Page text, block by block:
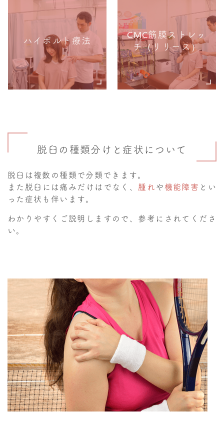
ハイボルト療法
CMC筋膜ストレッ
チ（リリース）
脱臼の種類分けと症状について
脱臼は複数の種類で分類できます。
また脱臼には痛みだけはでなく、 腫れや機能障害 とい
った症状も伴います。
わかりやすくご説明しますので、参考にされてくださ
い。